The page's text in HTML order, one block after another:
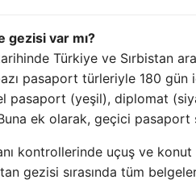
gezisi var mı?
Türkiye ve Sırbistan
pasaport türleriyle 180
pasaport (yeşil), diplomat
ek olarak, geçici
kontrollerinde uçuş ve
gezisi sırasında tüm